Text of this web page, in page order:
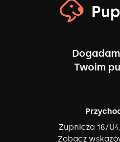
Twoim
Żupnicza 18/
Zobacz